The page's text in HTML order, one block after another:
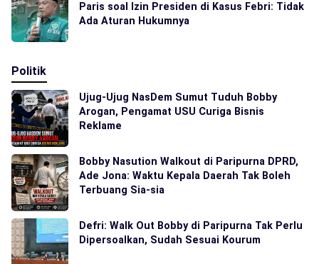
Paris soal Izin Presiden di Kasus Febri: Tidak
Ada Aturan Hukumnya
Politik
Ujug-Ujug NasDem Sumut Tuduh Bobby
Arogan, Pengamat USU Curiga Bisnis
Reklame
Bobby Nasution Walkout di Paripurna DPRD,
Ade Jona: Waktu Kepala Daerah Tak Boleh
Terbuang Sia-sia
Defri: Walk Out Bobby di Paripurna Tak Perlu
Dipersoalkan, Sudah Sesuai Kourum